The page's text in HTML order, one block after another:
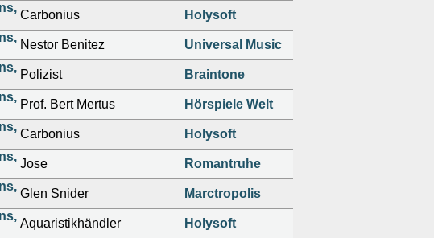
Carbonius Holysoft
Nestor Benitez Universal Music
Polizist Braintone
Prof. Bert Mertus Hörspiele Welt
Carbonius Holysoft
Jose Romantruhe
Glen Snider Marctropolis
Aquaristikhändler Holysoft